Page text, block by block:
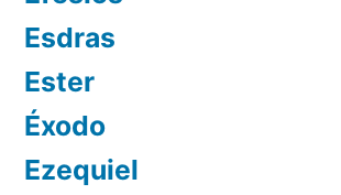
Esdras
Ester
Éxodo
Ezequiel